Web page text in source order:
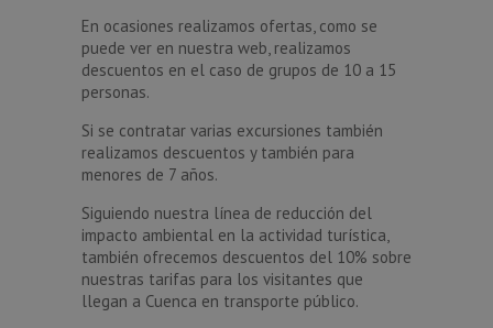
En ocasiones realizamos ofertas, como se
puede ver en nuestra web, realizamos
descuentos en el caso de grupos de 10 a 15
personas.
Si se contratar varias excursiones también
realizamos descuentos y también para
menores de 7 años.
Siguiendo nuestra línea de reducción del
impacto ambiental en la actividad turística,
también ofrecemos descuentos del 10% sobre
nuestras tarifas para los visitantes que
llegan a Cuenca en transporte público.